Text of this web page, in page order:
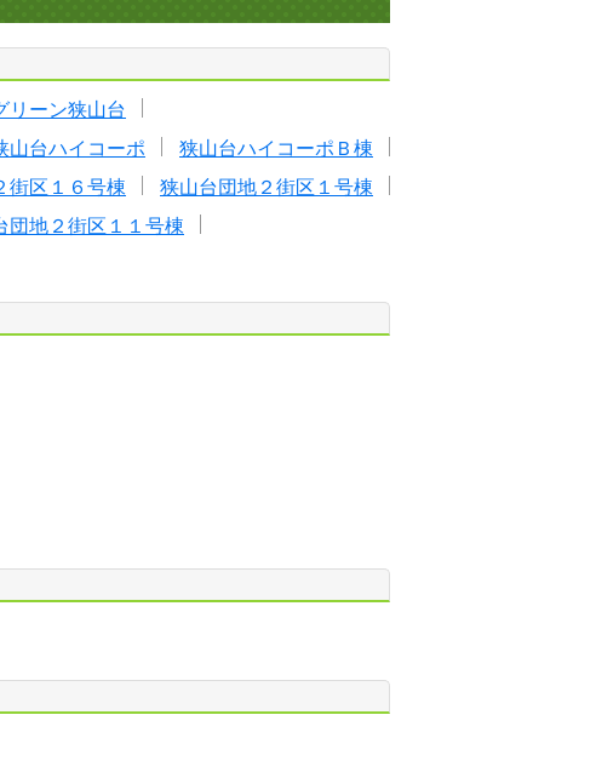
リーン狭山台
山台ハイコーポ
狭山台ハイコーポＢ棟
街区１６号棟
狭山台団地２街区１号棟
団地２街区１１号棟